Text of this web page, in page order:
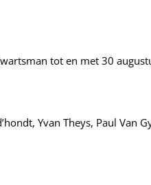
tot en met 30
Yvan Theys, Paul Van